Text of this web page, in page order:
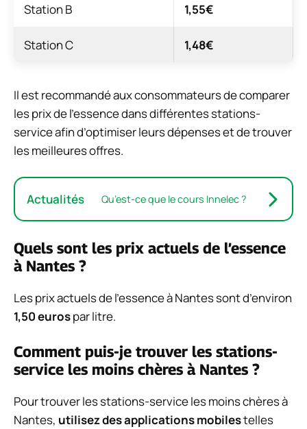
Station B 1,55€
Station C 1,48€
Il est recommandé aux consommateurs de comparer
les prix de l’essence dans différentes stations-
service afin d’optimiser leurs dépenses et de trouver
les meilleures offres.
Actualités Qu’est-ce que le cours Innelec ?
Quels sont les prix actuels de l’essence
à Nantes ?
Les prix actuels de l’essence à Nantes sont d’environ
1,50 eurospar litre.
Comment puis-je trouver les stations-
service les moins chères à Nantes ?
Pour trouver les stations-service les moins chères à
Nantes, utilisez des applications mobilestelles